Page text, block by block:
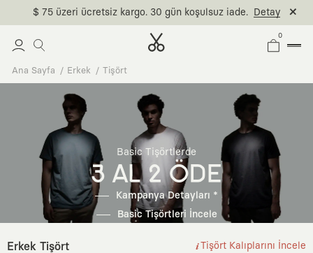
$ 75 üzeri ücretsiz kargo. 30 gün koşulsuz iade. Detay
0
Ana Sayfa Erkek Tişört
Basic Tişörtlerde
3 AL 2 ÖDE
Kampanya Detayları *
Basic Tişörtleri İncele
Erkek Tişört Tişört Kalıplarını İncele